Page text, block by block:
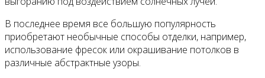
В последнее время все большую популярность
приобретают необычные способы отделки, например,
использование фресок или окрашивание потолков в
различные абстрактные узоры.